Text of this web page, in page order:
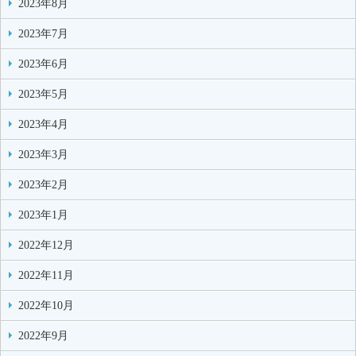
2023年8月
2023年7月
2023年6月
2023年5月
2023年4月
2023年3月
2023年2月
2023年1月
2022年12月
2022年11月
2022年10月
2022年9月